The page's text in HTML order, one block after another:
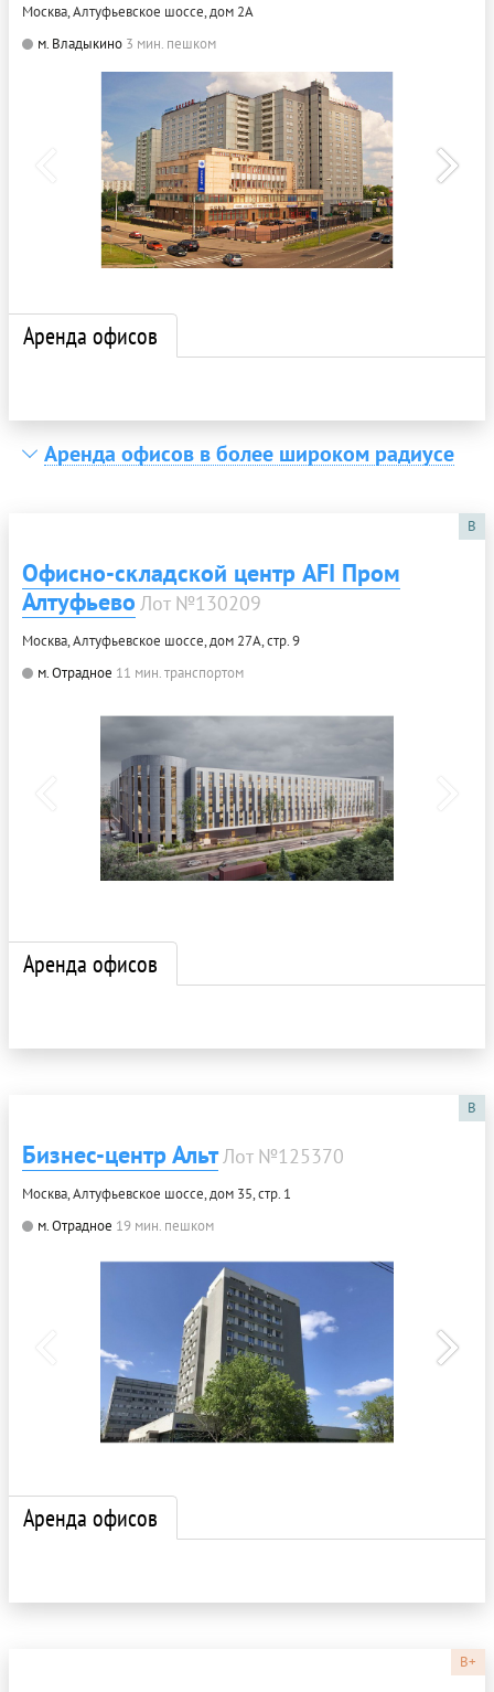
Москва, Алтуфьевское шоссе, дом 2А
м. Владыкино 3 мин. пешком
Аренда офисов
Аренда офисов в более широком радиусе
B
Офисно-складской центр AFI Пром
Алтуфьево Лот №130209
Москва, Алтуфьевское шоссе, дом 27А, стр. 9
м. Отрадное 11 мин. транспортом
Аренда офисов
B
Бизнес-центр АльтЛот №125370
Москва, Алтуфьевское шоссе, дом 35, стр. 1
м. Отрадное 19 мин. пешком
Аренда офисов
B+